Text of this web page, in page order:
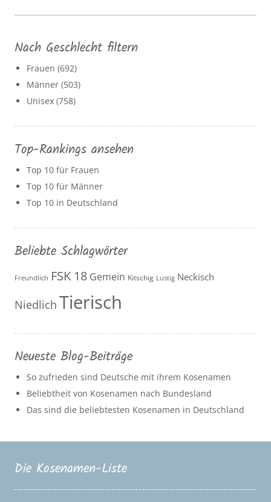
Nach Geschlecht filtern
Frauen (692)
Männer (503)
Unisex (758)
Top-Rankings ansehen
Top 10 für Frauen
Top 10 für Männer
Top 10 in Deutschland
Beliebte Schlagwörter
Freundlich FSK 18 Gemein Kitschig Lustig Neckisch
Niedlich Tierisch
Neueste Blog-Beiträge
So zufrieden sind Deutsche mit ihrem Kosenamen
Beliebtheit von Kosenamen nach Bundesland
Das sind die beliebtesten Kosenamen in Deutschland
Die Kosenamen-Liste